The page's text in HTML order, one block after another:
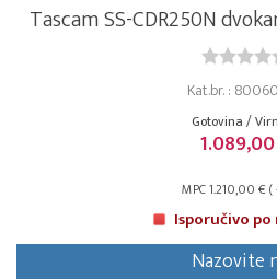
Tascam SS-CDR250N
Kat.br. :
Gotovina /
MPC 1.210,00 € (
Isporučivo
Nazovite